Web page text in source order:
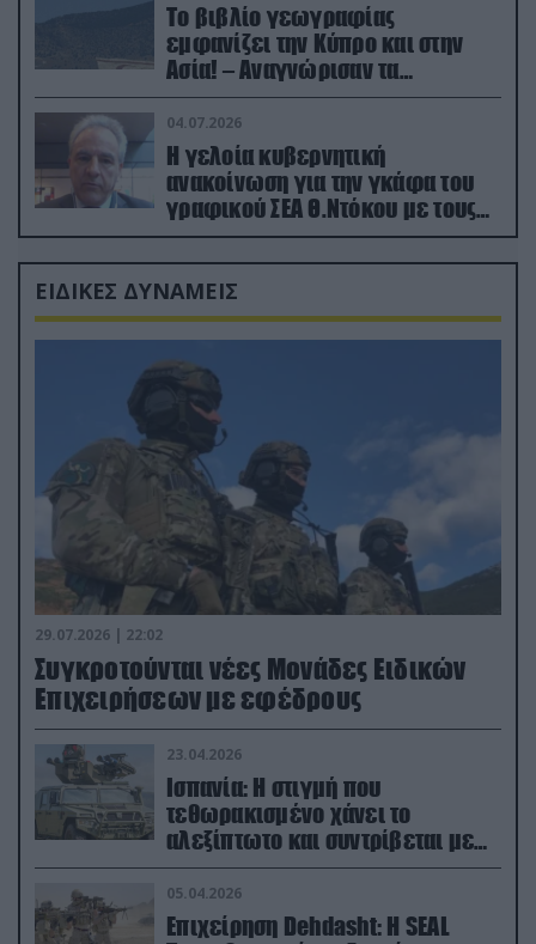
Το βιβλίο γεωγραφίας
εμφανίζει την Κύπρο και στην
Ασία! – Αναγνώρισαν τα
κατεχόμενα; (φωτο)
04.07.2026
Η γελοία κυβερνητική
ανακοίνωση για την γκάφα του
γραφικού ΣΕΑ Θ.Ντόκου με τους
Ρώσους φαρσέρ
ΕΙΔΙΚΕΣ ΔΥΝΑΜΕΙΣ
29.07.2026 | 22:02
Συγκροτούνται νέες Μονάδες Ειδικών
Επιχειρήσεων με εφέδρους
23.04.2026
Ισπανία: Η στιγμή που
τεθωρακισμένο χάνει το
αλεξίπτωτο και συντρίβεται με
ορμή στο έδαφος (βίντεο)
05.04.2026
Επιχείρηση Dehdasht: Η SEAL